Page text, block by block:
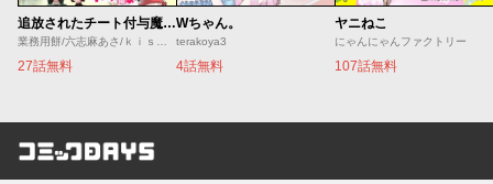
追放されたチート付与魔術師は気ままなセカンドライフを謳歌する。 ～俺は武器だけじゃなく、あらゆるものに『強化ポイント』を付与できるし、俺の意思でいつでも効果を解除できるけど、残った人たち大丈夫？～
27話無料
Wちゃん。
terakoya3
4話無料
ヤニねこ
にゃんにゃんファクトリー
107話無料
コミックDAYS